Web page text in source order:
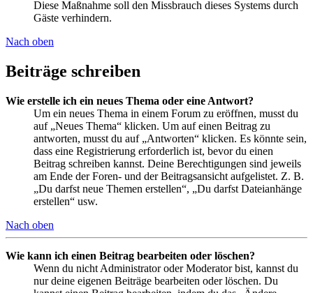
Diese Maßnahme soll den Missbrauch dieses Systems durch
Gäste verhindern.
Nach oben
Beiträge schreiben
Wie erstelle ich ein neues Thema oder eine Antwort?
Um ein neues Thema in einem Forum zu eröffnen, musst du
auf „Neues Thema“ klicken. Um auf einen Beitrag zu
antworten, musst du auf „Antworten“ klicken. Es könnte sein,
dass eine Registrierung erforderlich ist, bevor du einen
Beitrag schreiben kannst. Deine Berechtigungen sind jeweils
am Ende der Foren- und der Beitragsansicht aufgelistet. Z. B.
„Du darfst neue Themen erstellen“, „Du darfst Dateianhänge
erstellen“ usw.
Nach oben
Wie kann ich einen Beitrag bearbeiten oder löschen?
Wenn du nicht Administrator oder Moderator bist, kannst du
nur deine eigenen Beiträge bearbeiten oder löschen. Du